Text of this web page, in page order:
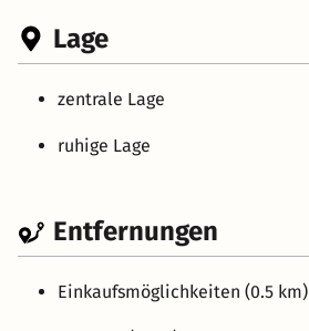
Lage
zentrale Lage
ruhige Lage
Entfernungen
Einkaufsmöglichkeiten (0.5 km)